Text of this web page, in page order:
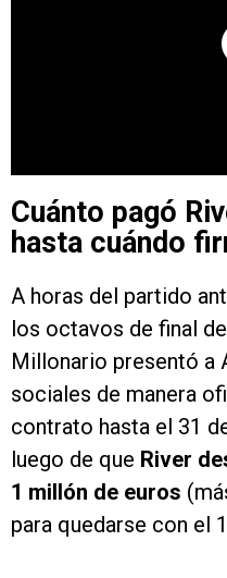
Cuánto pagó
hasta cuándo
A horas del partido
los octavos de final
Millonario presentó a
sociales de manera
contrato hasta el 31
luego de que River
1 millón de euros
para quedarse con el